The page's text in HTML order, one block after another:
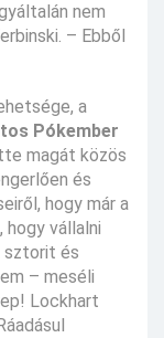
nem
– Ebből
a
Pókember
magát közös
és
hogy már a
vállalni
sztorit és
– meséli
Lockhart